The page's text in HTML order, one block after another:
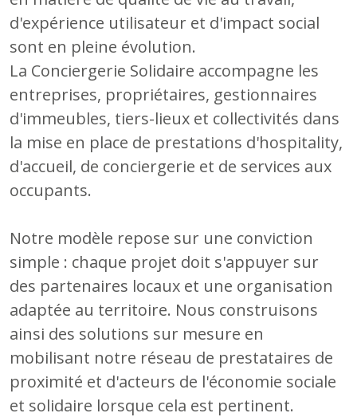
d'expérience utilisateur et d'impact social
sont en pleine évolution.
La Conciergerie Solidaire accompagne les
entreprises, propriétaires, gestionnaires
d'immeubles, tiers-lieux et collectivités dans
la mise en place de prestations d'hospitality,
d'accueil, de conciergerie et de services aux
occupants.
Notre modèle repose sur une conviction
simple : chaque projet doit s'appuyer sur
des partenaires locaux et une organisation
adaptée au territoire. Nous construisons
ainsi des solutions sur mesure en
mobilisant notre réseau de prestataires de
proximité et d'acteurs de l'économie sociale
et solidaire lorsque cela est pertinent.